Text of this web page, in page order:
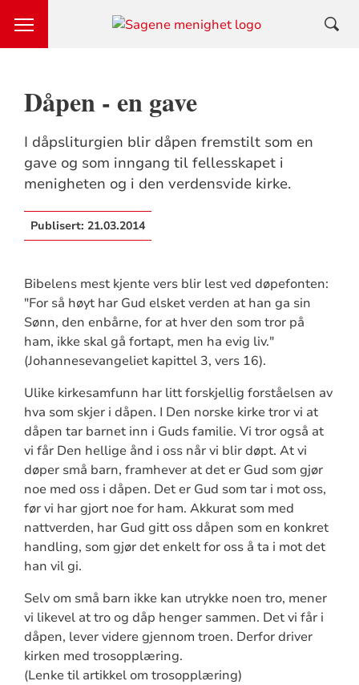
Dåpen - en gave
I dåpsliturgien blir dåpen fremstilt som en
gave og som inngang til fellesskapet i
menigheten og i den verdensvide kirke.
Publisert: 21.03.2014
Bibelens mest kjente vers blir lest ved døpefonten:
"For så høyt har Gud elsket verden at han ga sin
Sønn, den enbårne, for at hver den som tror på
ham, ikke skal gå fortapt, men ha evig liv."
(Johannesevangeliet kapittel 3, vers 16).
Ulike kirkesamfunn har litt forskjellig forståelsen av
hva som skjer i dåpen. I Den norske kirke tror vi at
dåpen tar barnet inn i Guds familie. Vi tror også at
vi får Den hellige ånd i oss når vi blir døpt. At vi
døper små barn, framhever at det er Gud som gjør
noe med oss i dåpen. Det er Gud som tar i mot oss,
før vi har gjort noe for ham. Akkurat som med
nattverden, har Gud gitt oss dåpen som en konkret
handling, som gjør det enkelt for oss å ta i mot det
han vil gi.
Selv om små barn ikke kan utrykke noen tro, mener
vi likevel at tro og dåp henger sammen. Det vi får i
dåpen, lever videre gjennom troen. Derfor driver
kirken med trosopplæring.
(Lenke til artikkel om trosopplæring)